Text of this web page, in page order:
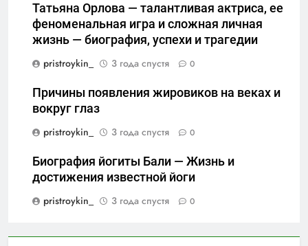
Татьяна Орлова — талантливая актриса, ее
феноменальная игра и сложная личная
жизнь — биография, успехи и трагедии
pristroykin_
3 года спустя 0
Причины появления жировиков на веках и
вокруг глаз
pristroykin_
3 года спустя 0
Биография йогиты Бали — Жизнь и
достижения известной йоги
pristroykin_
3 года спустя 0